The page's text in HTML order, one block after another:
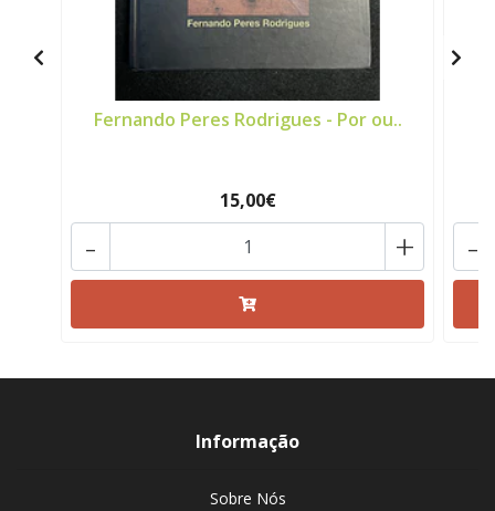
Fernando Peres Rodrigues - Por ou..
15,00€
+
- -
Informação
Sobre Nós